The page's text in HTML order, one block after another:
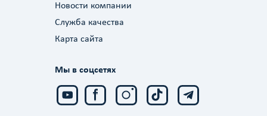
Новости компании
Служба качества
Карта сайта
Мы в соцсетях